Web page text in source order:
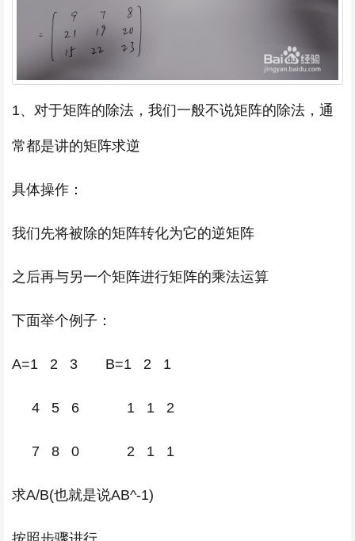
1、对于矩阵的除法，我们一般不说矩阵的除法，通
常都是讲的矩阵求逆
具体操作：
我们先将被除的矩阵转化为它的逆矩阵
之后再与另一个矩阵进行矩阵的乘法运算
下面举个例子：
A=1 2 3 B=1 2 1
4 5 6 1 1 2
7 8 0 2 1 1
求A/B(也就是说AB^-1)